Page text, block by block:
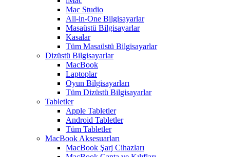
Mac Studio
All-in-One Bilgisayarlar
Masaüstü Bilgisayarlar
Kasalar
Tüm Masaüstü Bilgisayarlar
Dizüstü Bilgisayarlar
MacBook
Laptoplar
Oyun Bilgisayarları
Tüm Dizüstü Bilgisayarlar
Tabletler
Apple Tabletler
Android Tabletler
Tüm Tabletler
MacBook Aksesuarları
MacBook Şarj Cihazları